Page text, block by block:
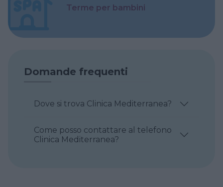
Terme per bambini
Domande frequenti
Dove si trova Clinica Mediterranea?
Come posso contattare al telefono
Clinica Mediterranea?